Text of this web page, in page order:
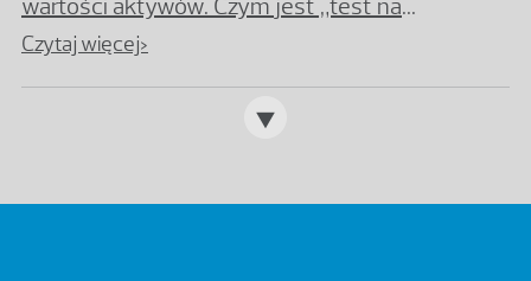
wartości aktywów. Czym jest „test na
impairment”?
Czytaj więcej>